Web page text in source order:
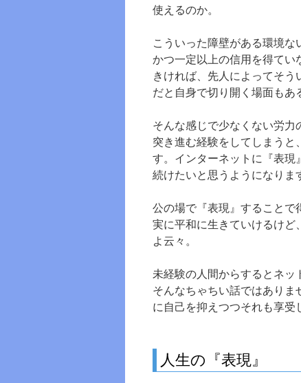
使えるのか。
こういった障壁がある環境な
かつ一定以上の信用を得てい
きければ、先人によってそ
だと自身で切り開く場面もあ
そんな感じで少なくない労
突き進む経験をしてしまうと
す。インターネットに『表現
続けたいと思うようになりま
公の場で『表現』することで
実に平和に生きていけるけど
よ云々。
未経験の人間からするとネッ
そんなちゃちい話ではありま
に自己を抑えつつそれも享受
人生の『表現』